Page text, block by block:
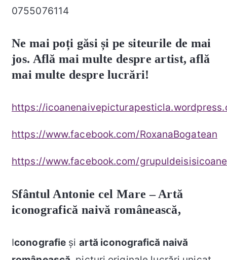
0755076114
Ne mai poți găsi și pe siteurile de mai
jos. Află mai multe despre artist, află
mai multe despre lucrări!
https://
https://www.facebook.com/RoxanaBogatean
https://www.facebook.com/
Sfântul Antonie cel Mare – Artă
iconografică naivă românească,
Iconografie și artă iconografică naivă